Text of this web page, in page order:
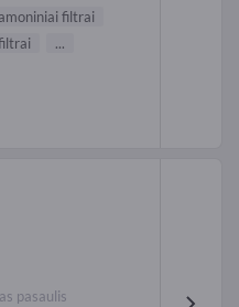
filtrai
...
pasaulis